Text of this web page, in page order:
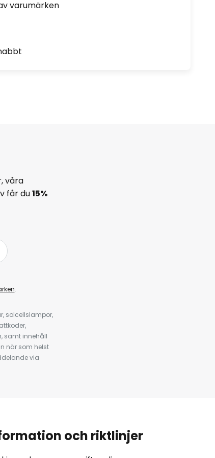
varumärken
våra
får du15%
.
solcellslampor,
samt innehåll
när som helst
via
och riktlinjer